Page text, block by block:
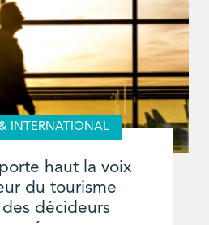
INTERNATIONAL
haut la voix
du tourisme
décideurs